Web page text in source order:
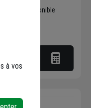
Livraison disponible
à vos